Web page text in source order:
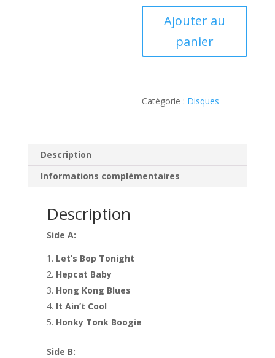
Ribbon
10
)
Ajouter au
panier
Catégorie : Disques
Description
Informations complémentaires
Description
Side A:
Let’s Bop Tonight
Hepcat Baby
Hong Kong Blues
It Ain’t Cool
Honky Tonk Boogie
Side B: